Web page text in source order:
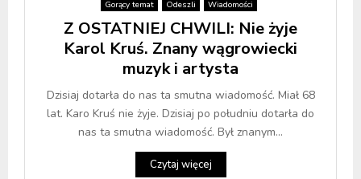
Gorący temat Odeszli Wiadomości
Z OSTATNIEJ CHWILI: Nie żyje
Karol Kruś. Znany wągrowiecki
muzyk i artysta
Dzisiaj dotarła do nas ta smutna wiadomość. Miał 68
lat. Karo Kruś nie żyje. Dzisiaj po południu dotarła do
nas ta smutna wiadomość. Był znanym...
Czytaj więcej